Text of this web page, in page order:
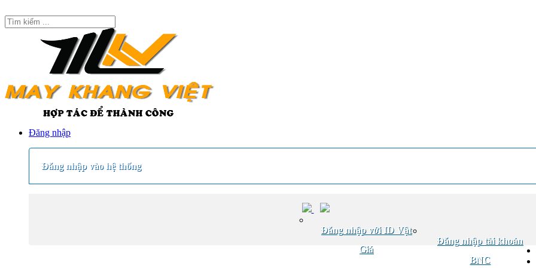
Đăng nhập
Đăng nhập vào hệ thống
Đăng nhập với ID Vật
Giá
Đăng nhập tài khoản
BNC